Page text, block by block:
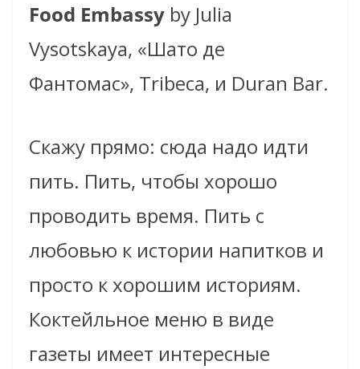
Food Embassy by Julia
Vysotskaya, «Шато де
Фантомас», Tribeca, и Duran Bar.
Скажу прямо: сюда надо идти
пить. Пить, чтобы хорошо
проводить время. Пить с
любовью к истории напитков и
просто к хорошим историям.
Коктейльное меню в виде
газеты имеет интересные